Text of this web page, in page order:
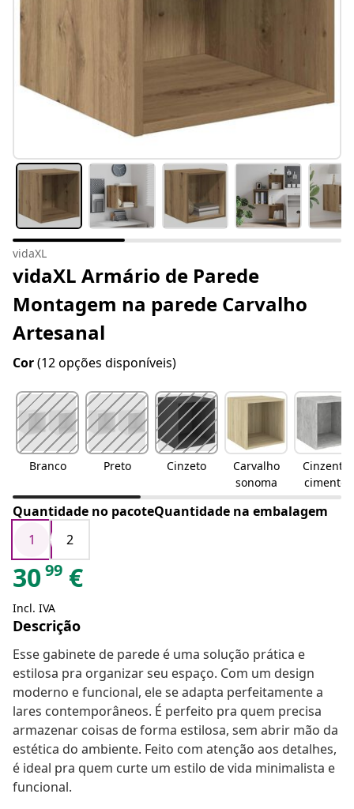
vidaXL
vidaXL Armário de Parede
Montagem na parede Carvalho
Artesanal
Cor(12 opções disponíveis)
Branco Preto Cinzeto
Carvalho
sonoma
Cinzento
cimento
Quantidade no pacoteQuantidade na embalagem
1
2
3099 €
Incl. IVA
Descrição
Esse gabinete de parede é uma solução prática e
estilosa pra organizar seu espaço. Com um design
moderno e funcional, ele se adapta perfeitamente a
lares contemporâneos. É perfeito pra quem precisa
armazenar coisas de forma estilosa, sem abrir mão da
estética do ambiente. Feito com atenção aos detalhes,
é ideal pra quem curte um estilo de vida minimalista e
funcional.